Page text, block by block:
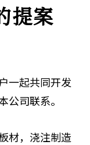
提案
一起共同开发
公司联系。
材，浇注制造